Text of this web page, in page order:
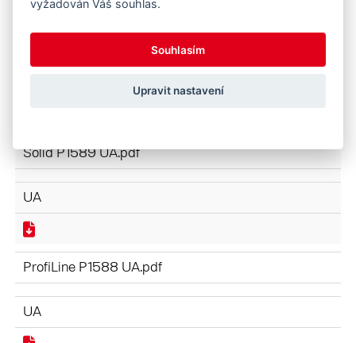
ProfiLine NEXT GENERATION P1610 UA.pdf
Solid P1589 UA.pdf
UA
ProfiLine P1588 UA.pdf
UA
vyžadován Váš souhlas.
Souhlasím
Upravit nastavení